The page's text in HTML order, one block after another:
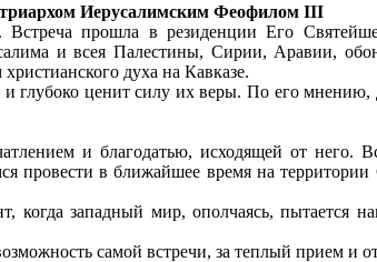
Иерусалимским Феофилом III
прошла в резиденции Его
и всея Палестины, Сирии, Аравии,
духа на Кавказе.
глубоко ценит силу их веры. По его мнению,
и благодатью, исходящей от него.
провести в ближайшее время на
когда западный мир, ополчаясь, пытается
самой встречи, за теплый прием и